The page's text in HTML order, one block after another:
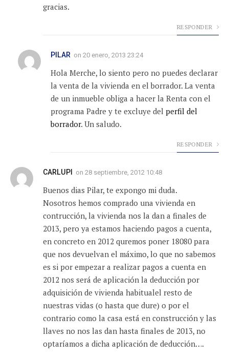
gracias.
RESPONDER
PILAR on 20 enero, 2013 23:24
Hola Merche, lo siento pero no puedes declarar
la venta de la vivienda en el borrador. La venta
de un inmueble obliga a hacer la Renta con el
programa Padre y te excluye del perfil del
borrador. Un saludo.
RESPONDER
CARLUPI on 28 septiembre, 2012 10:48
Buenos dias Pilar, te expongo mi duda.
Nosotros hemos comprado una vivienda en
contrucción, la vivienda nos la dan a finales de
2013, pero ya estamos haciendo pagos a cuenta,
en concreto en 2012 quremos poner 18080 para
que nos devuelvan el máximo, lo que no sabemos
es si por empezar a realizar pagos a cuenta en
2012 nos será de aplicación la deducción por
adquisición de vivienda habitualel resto de
nuestras vidas (o hasta que dure) o por el
contrario como la casa está en construcción y las
llaves no nos las dan hasta finales de 2013, no
optaríamos a dicha aplicación de deducción….